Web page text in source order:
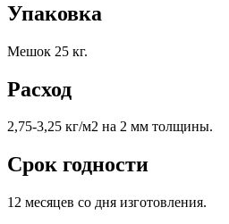
Упаковка
Мешок 25 кг.
Расход
2,75-3,25 кг/м2 на 2 мм толщины.
Срок годности
12 месяцев со дня изготовления.